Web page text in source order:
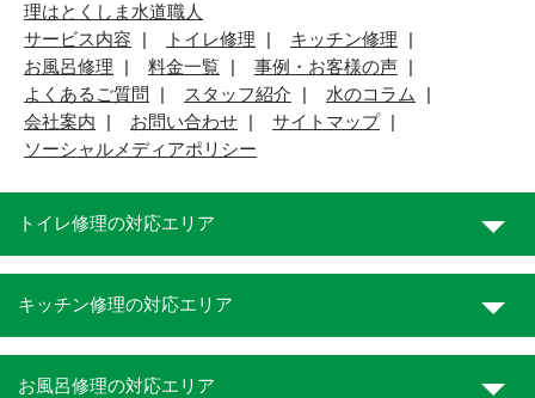
理はとくしま水道職人
サービス内容
トイレ修理
キッチン修理
お風呂修理
料金一覧
事例・お客様の声
よくあるご質問
スタッフ紹介
水のコラム
会社案内
お問い合わせ
サイトマップ
ソーシャルメディアポリシー
トイレ修理の対応エリア
キッチン修理の対応エリア
お風呂修理の対応エリア